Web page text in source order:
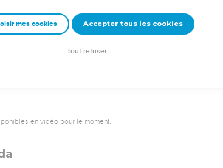
l'Eternel, le Dieu d'Israël.
Arba. Arba avait été l'homme le plus grand parmi
en vidéo pour le moment.
mes cookies Accepter tous les cookies
Tout refuser